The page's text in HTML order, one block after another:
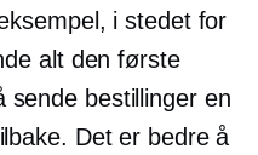
i stedet for
alt den første
sende bestillinger en
Det er bedre å